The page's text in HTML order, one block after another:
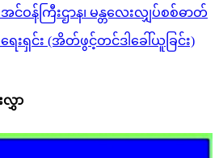
င်ဝန်ကြီးဌာန၊ မန္တလေးလျှပ်စစ်ဓာတ်
ေးရှင်း (အိတ်ဖွင့်တင်ဒါခေါ်ယူခြင်း)
လွှာ